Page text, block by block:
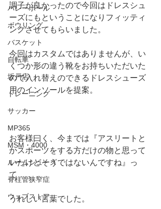
バレーボール
ボウリング
バスケット
自転車
坂戸店
トレーニング
サッカー
MP365
MSM・4000
ルームシューズ
脊柱管狭窄症
ウェブストア
調子が良かったので今回はドレスシュ
ーズにもということになりフィッティ
ングさせてもらいました。
今回はカスタムではありませんが、い
くつか形の違う靴をお持ちいただいた
ので入れ替えのできるドレスシューズ
用のインソールを提案。
お客様曰く、今までは『アスリートと
かスポーツをする方だけの物と思って
いたけどそうではないんですね』っ
て．．．
うれしい言葉でした。